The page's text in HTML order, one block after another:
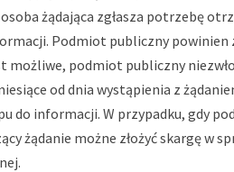
żądająca zgłasza potrzebę
Podmiot publiczny powinien
możliwe, podmiot publiczny
od dnia wystąpienia z
do informacji. W przypadku, gdy
żądanie możne złożyć skargę